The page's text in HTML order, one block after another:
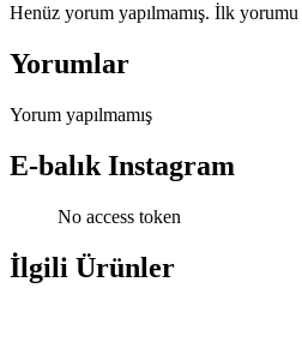
Henüz yorum yapılmamış. İlk
Yorumlar
Yorum yapılmamış
E-balık Instagram
No access token
İlgili Ürünler